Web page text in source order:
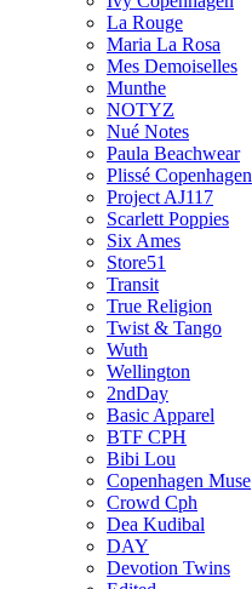
La Rouge
Maria La Rosa
Mes Demoiselles
Munthe
NOTYZ
Nué Notes
Paula Beachwear
Plissé Copenhagen
Project AJ117
Scarlett Poppies
Six Ames
Store51
Transit
True Religion
Twist & Tango
Wuth
Wellington
2ndDay
Basic Apparel
BTF CPH
Bibi Lou
Copenhagen Muse
Crowd Cph
Dea Kudibal
DAY
Devotion Twins